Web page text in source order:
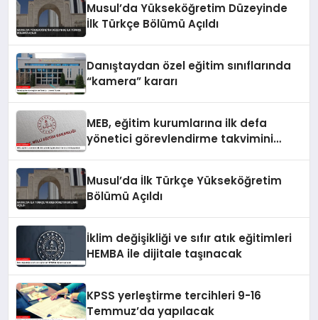
Musul’da Yükseköğretim Düzeyinde
İlk Türkçe Bölümü Açıldı
Danıştaydan özel eğitim sınıflarında
“kamera” kararı
MEB, eğitim kurumlarına ilk defa
yönetici görevlendirme takvimini
Musul’da İlk Türkçe Yükseköğretim
Bölümü Açıldı
İklim değişikliği ve sıfır atık eğitimleri
HEMBA ile dijitale taşınacak
KPSS yerleştirme tercihleri 9-16
Temmuz’da yapılacak